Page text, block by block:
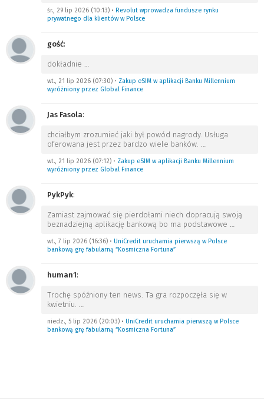
śr., 29 lip 2026 (10:13) • Revolut wprowadza fundusze rynku
prywatnego dla klientów w Polsce
gość:
dokładnie …
wt., 21 lip 2026 (07:30) • Zakup eSIM w aplikacji Banku Millennium
wyróżniony przez Global Finance
Jas Fasola:
chciałbym zrozumieć jaki był powód nagrody. Usługa
oferowana jest przez bardzo wiele banków. …
wt., 21 lip 2026 (07:12) • Zakup eSIM w aplikacji Banku Millennium
wyróżniony przez Global Finance
PykPyk:
Zamiast zajmować się pierdołami niech dopracują swoją
beznadziejną aplikację bankową bo ma podstawowe …
wt., 7 lip 2026 (16:36) • UniCredit uruchamia pierwszą w Polsce
bankową grę fabularną “Kosmiczna Fortuna”
human1:
Trochę spóźniony ten news. Ta gra rozpoczęła się w
kwietniu. …
niedz., 5 lip 2026 (20:03) • UniCredit uruchamia pierwszą w Polsce
bankową grę fabularną “Kosmiczna Fortuna”